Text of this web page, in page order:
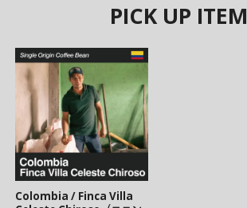
PICK UP ITEM
Colombia / Finca Villa